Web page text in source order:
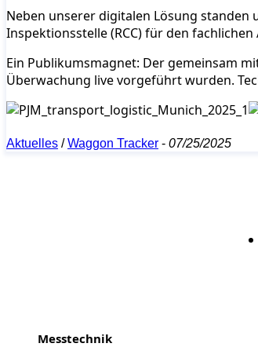
Neben unserer digitalen Lösung standen
Inspektionsstelle (RCC) für den
Ein Publikumsmagnet: Der gemeinsam
Überwachung live vorgeführt wurden.
Aktuelles /Waggon Tracker - 07/25/2025
Messtechnik